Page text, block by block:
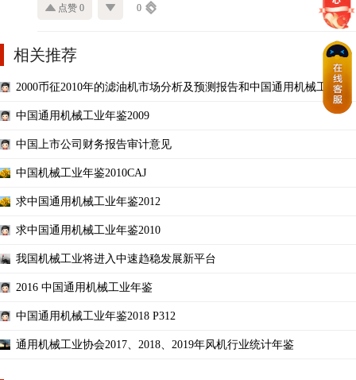
点赞 0 0
相关推荐
2000币征2010年的滤油机市场分析及预测报告和中国通用机械工业年
中国通用机械工业年鉴2009
中国上市公司财务报告审计意见
中国机械工业年鉴2010CAJ
求中国通用机械工业年鉴2012
求中国通用机械工业年鉴2010
我国机械工业将进入中速趋稳发展新平台
2016 中国通用机械工业年鉴
中国通用机械工业年鉴2018 P312
通用机械工业协会2017、2018、2019年风机行业统计年鉴